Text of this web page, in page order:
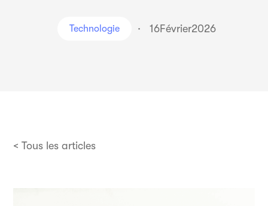
Technologie · 16Février2026
< Tous les articles